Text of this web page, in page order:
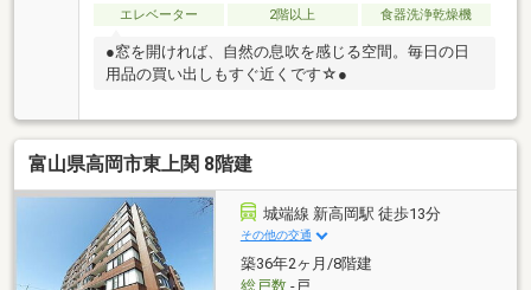
エレベーター 2階以上 食器洗浄乾燥機
●窓を開ければ、自然の息吹を感じる空間。毎日の日
用品の買い出しもすぐ近くです☆●
富山県高岡市東上関 8階建
城端線 新高岡駅 徒歩13分
その他の交通
築36年2ヶ月/8階建
総戸数-戸